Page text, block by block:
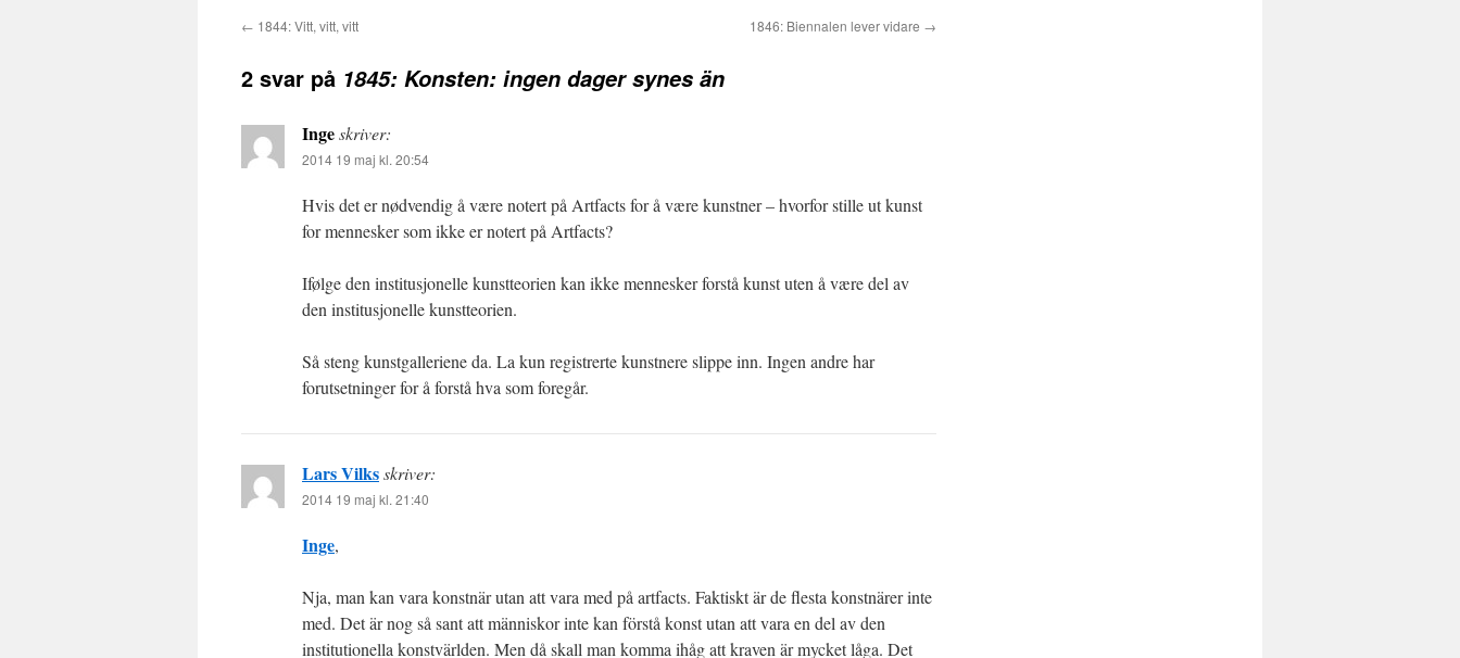
← 1844: Vitt, vitt, vitt 1846: Biennalen lever vidare →
2 svar på 1845: Konsten: ingen dager synes än
Ingeskriver:
2014 19 maj kl. 20:54
Hvis det er nødvendig å være notert på Artfacts for å være kunstner – hvorfor stille ut kunst
for mennesker som ikke er notert på Artfacts?
Ifølge den institusjonelle kunstteorien kan ikke mennesker forstå kunst uten å være del av
den institusjonelle kunstteorien.
Så steng kunstgalleriene da. La kun registrerte kunstnere slippe inn. Ingen andre har
forutsetninger for å forstå hva som foregår.
Lars Vilksskriver:
2014 19 maj kl. 21:40
Inge,
Nja, man kan vara konstnär utan att vara med på artfacts. Faktiskt är de flesta konstnärer inte
med. Det är nog så sant att människor inte kan förstå konst utan att vara en del av den
institutionella konstvärlden. Men då skall man komma ihåg att kraven är mycket låga. Det